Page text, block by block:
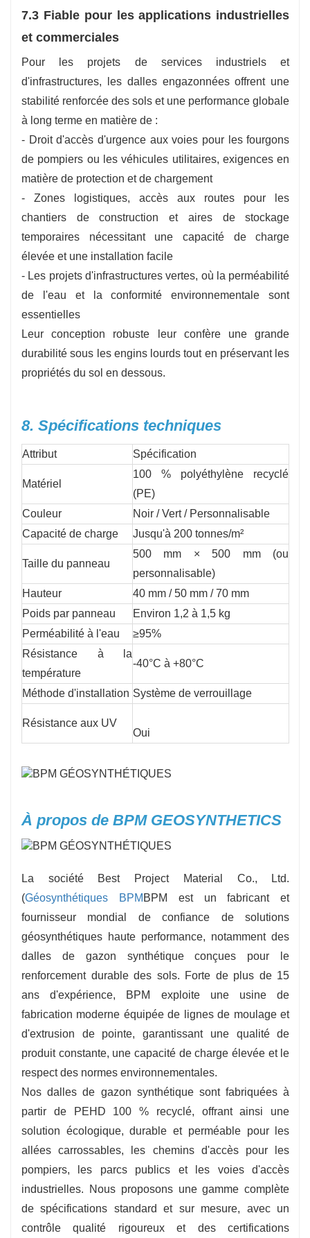
7.3 Fiable pour les applications industrielles
et commerciales
Pour les projets de services industriels et
d'infrastructures, les dalles engazonnées offrent une
stabilité renforcée des sols et une performance globale
à long terme en matière de :
- Droit d'accès d'urgence aux voies pour les fourgons
de pompiers ou les véhicules utilitaires, exigences en
matière de protection et de chargement
- Zones logistiques, accès aux routes pour les
chantiers de construction et aires de stockage
temporaires nécessitant une capacité de charge
élevée et une installation facile
- Les projets d'infrastructures vertes, où la perméabilité
de l'eau et la conformité environnementale sont
essentielles
Leur conception robuste leur confère une grande
durabilité sous les engins lourds tout en préservant les
propriétés du sol en dessous.
8. Spécifications techniques
Attribut Spécification
Matériel
100 % polyéthylène recyclé
(PE)
Couleur
Noir / Vert / Personnalisable
Capacité de charge
Jusqu'à 200 tonnes/m²
Taille du panneau
500 mm × 500 mm (ou
personnalisable)
Hauteur
40 mm / 50 mm / 70 mm
Poids par panneau
Environ 1,2 à 1,5 kg
Perméabilité à l'eau
≥95%
Résistance à la
température
-40°C à +80°C
Méthode d'installation Système de verrouillage
Résistance aux UV
Oui
À propos de BPM GEOSYNTHETICS
La société Best Project Material Co., Ltd.
(Géosynthétiques BPM BPM est un fabricant et
fournisseur mondial de confiance de solutions
géosynthétiques haute performance, notamment des
dalles de gazon synthétique conçues pour le
renforcement durable des sols. Forte de plus de 15
ans d'expérience, BPM exploite une usine de
fabrication moderne équipée de lignes de moulage et
d'extrusion de pointe, garantissant une qualité de
produit constante, une capacité de charge élevée et le
respect des normes environnementales.
Nos dalles de gazon synthétique sont fabriquées à
partir de PEHD 100 % recyclé, offrant ainsi une
solution écologique, durable et perméable pour les
allées carrossables, les chemins d'accès pour les
pompiers, les parcs publics et les voies d'accès
industrielles. Nous proposons une gamme complète
de spécifications standard et sur mesure, avec un
contrôle qualité rigoureux et des certifications